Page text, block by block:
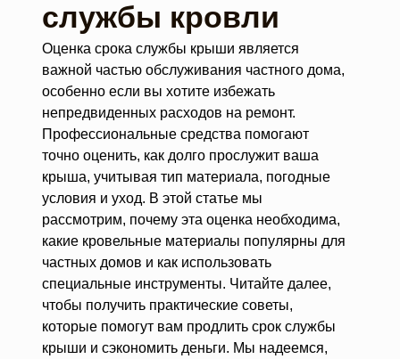
службы кровли
Оценка срока службы крыши является
важной частью обслуживания частного дома,
особенно если вы хотите избежать
непредвиденных расходов на ремонт.
Профессиональные средства помогают
точно оценить, как долго прослужит ваша
крыша, учитывая тип материала, погодные
условия и уход. В этой статье мы
рассмотрим, почему эта оценка необходима,
какие кровельные материалы популярны для
частных домов и как использовать
специальные инструменты. Читайте далее,
чтобы получить практические советы,
которые помогут вам продлить срок службы
крыши и сэкономить деньги. Мы надеемся,